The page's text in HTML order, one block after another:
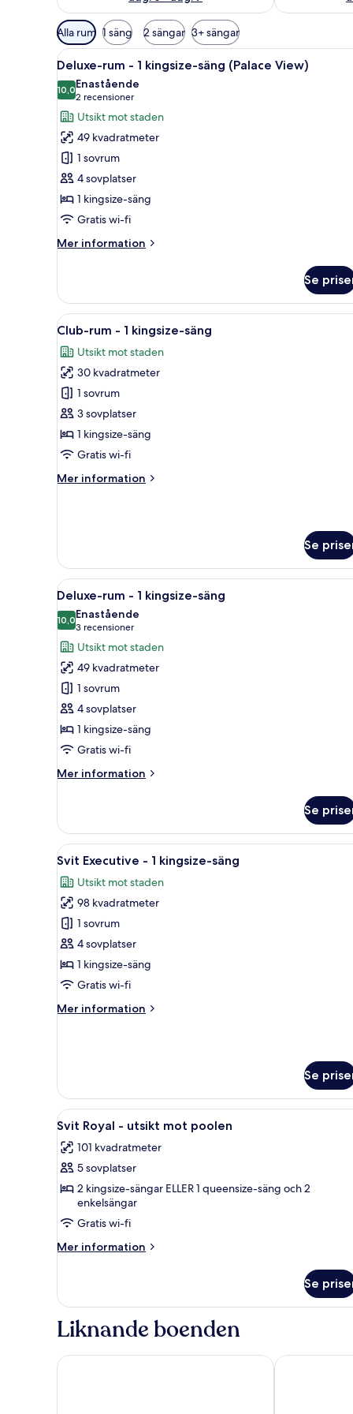
Tillgängliga
filter
för
rum
Alla rum 1 säng 2 sängar 3+ sängar
Öppna
alla
foton
för
Deluxe-
rum
-
1
kingsize-
säng
(Palace
Deluxe-rum - 1 kingsize-
10
Deluxe-rum - 1 kingsize-säng (Palace View)
10,010,0 av 10
Enastående
2 recensioner
(2 recensioner)
Utsikt mot staden
49 kvadratmeter
1 sovrum
4 sovplatser
1 kingsize-säng
Gratis wi-fi
Mer information
Mer
rum
1
säng
(Palace
View)
Se
Öppna
alla
foton
för
Club-
rum
-
1
säng
Ett hotellrum med en säng,
8
Club-rum - 1 kingsize-säng
Utsikt mot staden
30 kvadratmeter
1 sovrum
3 sovplatser
1 kingsize-säng
Gratis wi-fi
Mer information
Mer
1
kingsize-
säng
Se
Öppna
alla
foton
för
Deluxe-
rum
-
1
kingsize-
säng
Ett hotellrum med en säng,
9
Deluxe-rum - 1 kingsize-säng
10,010,0 av 10
Enastående
3 recensioner
(3 recensioner)
Utsikt mot staden
49 kvadratmeter
1 sovrum
4 sovplatser
1 kingsize-säng
Gratis wi-fi
Mer information
Mer
rum
1
säng
Se
Öppna
alla
foton
för
Svit
Executive
-
1
säng
Ett modernt vardagsrum
8
Svit Executive - 1 kingsize-säng
Utsikt mot staden
98 kvadratmeter
1 sovrum
4 sovplatser
1 kingsize-säng
Gratis wi-fi
Mer information
Mer
1
kingsize-
säng
Se
Öppna
alla
foton
för
Svit
Royal
-
utsikt
Ett modernt hotellrum med
8
Svit Royal - utsikt mot poolen
101 kvadratmeter
5 sovplatser
2 kingsize-sängar ELLER 1 queensize-säng och 2
enkelsängar
Gratis wi-fi
Mer information
Mer
Royal
utsikt
poolen
Se
Liknande boenden
Shangri-La Phnom Penh Courtyard by